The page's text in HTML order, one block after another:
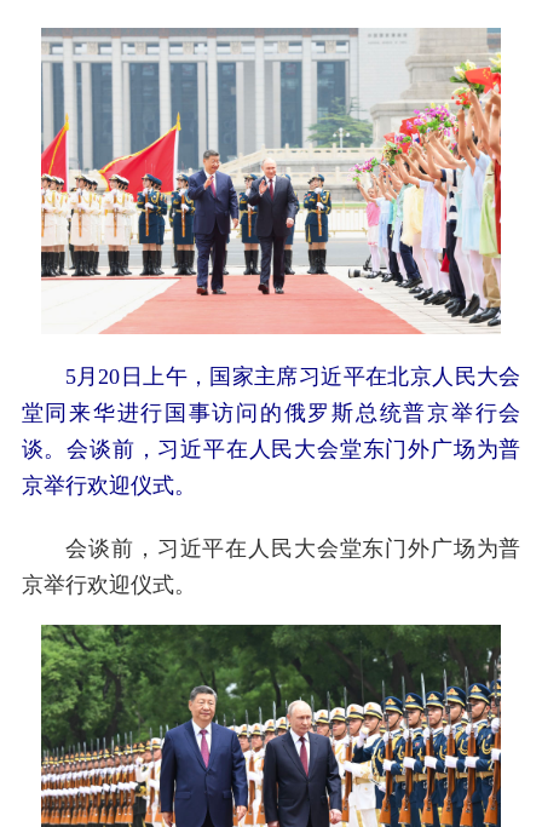
5月20日上午，国家主席习近平在北京人民大会
堂同来华进行国事访问的俄罗斯总统普京举行会
谈。会谈前，习近平在人民大会堂东门外广场为普
京举行欢迎仪式。
会谈前，习近平在人民大会堂东门外广场为普
京举行欢迎仪式。